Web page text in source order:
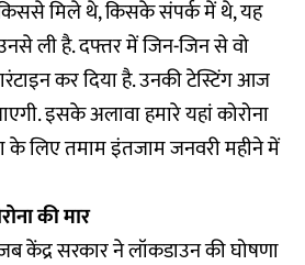
मिले थे, किसके संपर्क में थे, यह
ली है. दफ्तर में जिन-जिन से वो
कर दिया है. उनकी टेस्टिंग आज
इसके अलावा हमारे यहां कोरोना
के लिए तमाम इंतजाम जनवरी महीने में
की मार
केंद्र सरकार ने लॉकडाउन की घोषणा